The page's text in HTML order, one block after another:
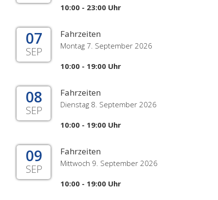
10:00 - 23:00 Uhr
07
SEP
Fahrzeiten
Montag 7. September 2026
10:00 - 19:00 Uhr
08
SEP
Fahrzeiten
Dienstag 8. September 2026
10:00 - 19:00 Uhr
09
SEP
Fahrzeiten
Mittwoch 9. September 2026
10:00 - 19:00 Uhr